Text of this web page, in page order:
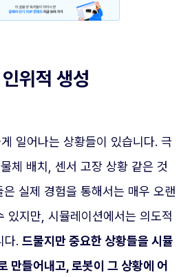
위적 생성
일어나는 상황들이 있습니다. 극
체 배치, 센서 고장 상황 같은 것
실제 경험을 통해서는 매우 오랜
있지만, 시뮬레이션에서는 의도적
다. 드물지만 중요한 상황들을 시뮬
만들어내고, 로봇이 그 상황에 어